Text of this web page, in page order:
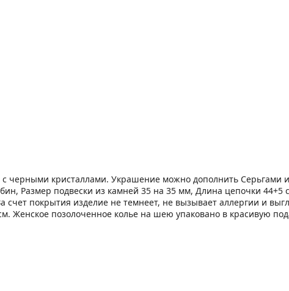
с черными кристаллами. Украшение можно дополнить
Размер подвески из камней 35 на 35 мм, Длина цепочки
покрытия изделие не темнеет, не вызывает аллергии и
Женское позолоченное колье на шею упаковано в красивую